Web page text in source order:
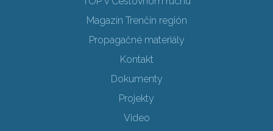
Magazín Trenčín región
Propagačné materiály
Kontakt
Dokumenty
Projekty
Video